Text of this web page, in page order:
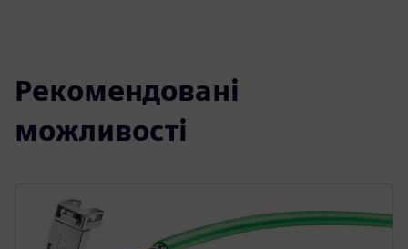
Рекомендовані
можливості